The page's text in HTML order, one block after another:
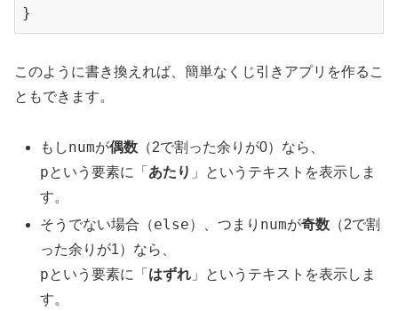
このように書き換えれば、簡単なくじ引きアプリを作るこ
ともできます。
もしnumが偶数 （2で割った余りが0）なら、
pという要素に「 あたり 」というテキストを表示しま
す。
そうでない場合（else）、つまり numが奇数 （2で割
った余りが1）なら、
pという要素に「 はずれ 」というテキストを表示しま
す。